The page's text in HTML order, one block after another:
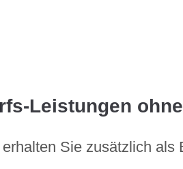
Leistungen
Sie zusätzlich